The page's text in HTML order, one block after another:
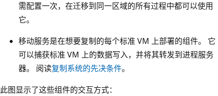
需配置一次，在迁移到同一区域的所有过程中都可以使用
它。
移动服务是在想要复制的每个标准 VM 上部署的组件。 它
可以捕获标准 VM 上的数据写入，并将其转发到进程服务
器。 阅读复制系统的先决条件。
此图显示了这些组件的交互方式：